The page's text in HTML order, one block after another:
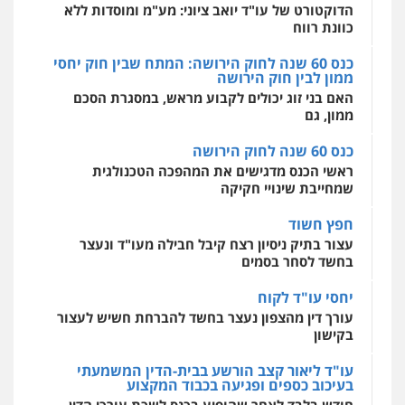
לעורכי דין
ממון לבין חוק הירושה
האם בני זוג יכולים לקבוע מראש, במסגרת הסכם
כנס 60 שנה לחוק הירושה
ראשי הכנס מדגישים את המהפכה הטכנולגית
שמחייבת שינויי חקיקה
חפץ חשוד
עצור בתיק ניסיון רצח קיבל חבילה מעו"ד ונעצר
בחשד לסחר בסמים
יחסי עו"ד לקוח
עורך דין מהצפון נעצר בחשד להברחת חשיש לעצור
בקישון
עו"ד ליאור קצב הורשע בבית-הדין המשמעתי
בעיכוב כספים ופגיעה בכבוד המקצוע
חודש בלבד לאחר שהופיע בכנס לשכת עורכי הדין,
10 מיליון